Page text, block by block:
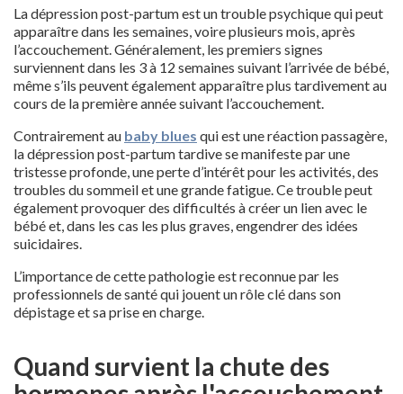
La dépression post-partum est un trouble psychique qui peut
apparaître dans les semaines, voire plusieurs mois, après
l’accouchement. Généralement, les premiers signes
surviennent dans les 3 à 12 semaines suivant l’arrivée de bébé,
même s’ils peuvent également apparaître plus tardivement au
cours de la première année suivant l’accouchement.
Contrairement au baby blues qui est une réaction passagère,
la dépression post-partum tardive se manifeste par une
tristesse profonde, une perte d’intérêt pour les activités, des
troubles du sommeil et une grande fatigue. Ce trouble peut
également provoquer des difficultés à créer un lien avec le
bébé et, dans les cas les plus graves, engendrer des idées
suicidaires.
L’importance de cette pathologie est reconnue par les
professionnels de santé qui jouent un rôle clé dans son
dépistage et sa prise en charge.
Quand survient la chute des